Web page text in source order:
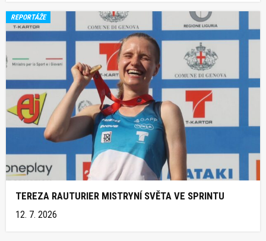
REPORTÁŽE
TEREZA RAUTURIER MISTRYNÍ SVĚTA VE SPRINTU
12. 7. 2026